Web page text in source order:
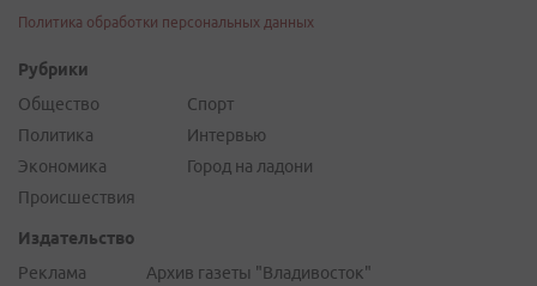
Политика обработки персональных данных
Рубрики
Общество
Политика
Экономика
Происшествия
Спорт
Интервью
Город на ладони
Издательство
Реклама
Архив газеты "Владивосток"